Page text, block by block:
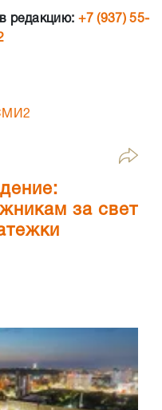
редакцию: +7 (937) 55-
за свет